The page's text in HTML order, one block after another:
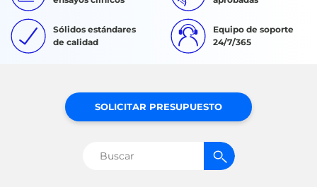
Sólidos estándares
de calidad
Equipo de soporte
24/7/365
SOLICITAR PRESUPUESTO
Buscar: